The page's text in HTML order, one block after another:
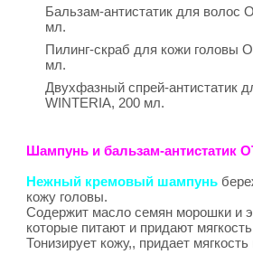
Бальзам-антистатик для волос
мл.
Пилинг-скраб для кожи головы
мл.
Двухфазный спрей-антистатик
WINTERIA, 200 мл.
Шампунь и бальзам-антистатик
Нежный кремовый шампунь
кожу головы.
Содержит масло семян морошки и
которые питают и придают
Тонизирует кожу,, придает